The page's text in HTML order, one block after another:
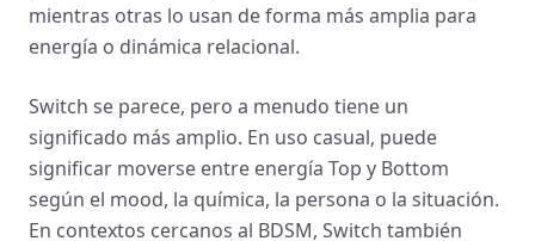
mientras otras lo usan de forma más amplia para
energía o dinámica relacional.
Switch se parece, pero a menudo tiene un
significado más amplio. En uso casual, puede
significar moverse entre energía Top y Bottom
según el mood, la química, la persona o la situación.
En contextos cercanos al BDSM, Switch también